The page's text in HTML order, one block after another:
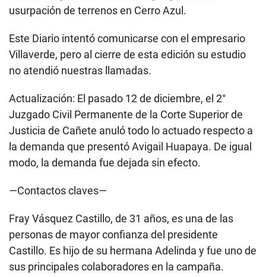
como parte de la red de Vladimiro Montesinos, por
En setiembre del 2019, la madre de Villaverde,
entonces de 74 años, les compró a su hijo y a Reyes
agosto del 2020 esta última se lo vendió a Villaverde
Company por S/700 mil. En la actualidad, existe un
litigio en un juzgado civil de Cañete en una parte de
este terreno que no ha permitido que se finalice el
proyecto inmobiliario.
Ver también:Apoderado de empresa para la
veces a Palacio de Gobierno
El caso responde a una demanda presentada por
Avigail Huapaya Audante, una octogenaria señora